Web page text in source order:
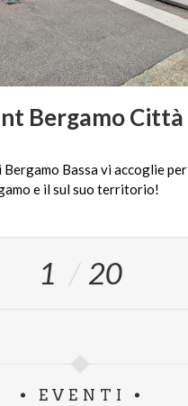
Bergamo Città
Bergamo Bassaviaccoglieper
e ilsulsuo territorio!
1 20
EVENTI